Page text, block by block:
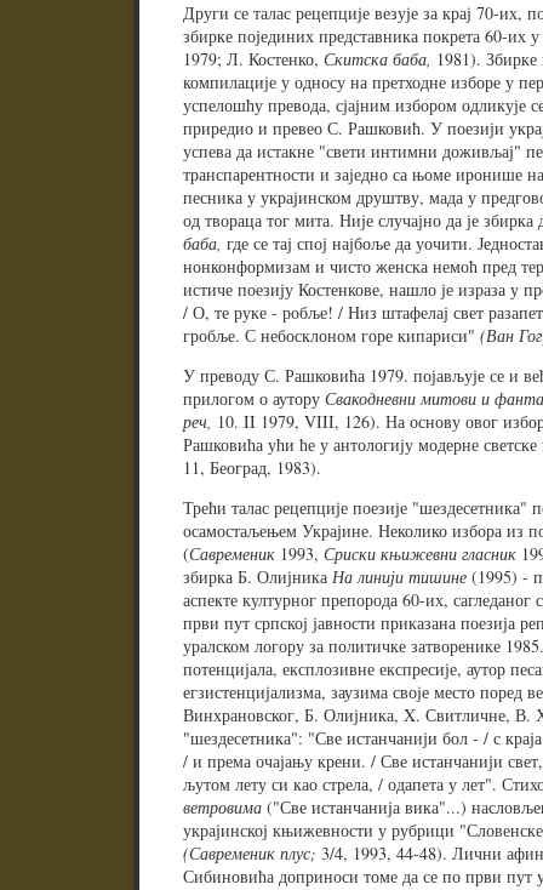
Други се талас рецепције везује за крај 70-их,
збирке појединих представника покрета 60-
1979; Л. Костенко, Скитска баба, 1981). Збирке
компилације у односу на претходне изборе у
успелошћу превода, сјајним избором одликује
приредио и превео С. Рашковић. У поезији
успева да истакне "свети интимни доживљај"
транспарентности и заједно са њоме иронише
песника у украјинском друштву, мада у
од твораца тог мита. Није случајно да је
баба, где се тај спој најбоље да уочити.
нонконформизам и чисто женска немоћ пред
истиче поезију Костенкове, нашло је израза у
/ О, те руке - робље! / Низ штафелај свет
гробље. С небосклоном горе кипариси" (Ван
У преводу С. Рашковића 1979. појављује се и
прилогом о аутору Свакодневни митови и
реч, 10. II 1979, VIII, 126). На основу овог
Рашковића ући ће у антологију модерне светске
11, Београд, 1983).
Трећи талас рецепције поезије "шездесетника"
осамостаљењем Украјине. Неколико избора из
(Савременик1993, Сриски књижевни гласник
збирка Б. Олијника На линији тишине(1995) -
аспекте културног препорода 60-их, сагледаног
први пут српској јавности приказана поезија
уралском логору за политичке затворенике
потенцијала, експлозивне експресије, аутор
егзистенцијализма, заузима своје место
Винхрановског, Б. Олијника, X. Свитличне, В.
"шездесетника": "Све истанчанији бол - / с
/ и према очајању крени. / Све истанчанији
љутом лету си као стрела, / одапета у лет".
ветровима("Све истанчанија вика"...)
украјинској књижевности у рубрици
(Савременик плус; 3/4, 1993, 44-48). Лични
Сибиновића доприноси томе да се по први пут у